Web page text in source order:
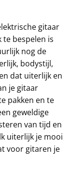
gitaar
te bespelen is
nog de
bodystijl,
dat uiterlijk en
je gitaar
pakken en te
geweldige
van tijd en
uiterlijk je mooi
voor gitaren je